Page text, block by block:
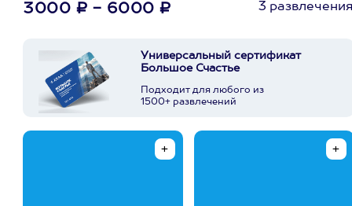
3000 ₽ - 6000 ₽ 3
Универсальный сертификат
Большое Счастье
Подходит для любого из
1500+ развлечений